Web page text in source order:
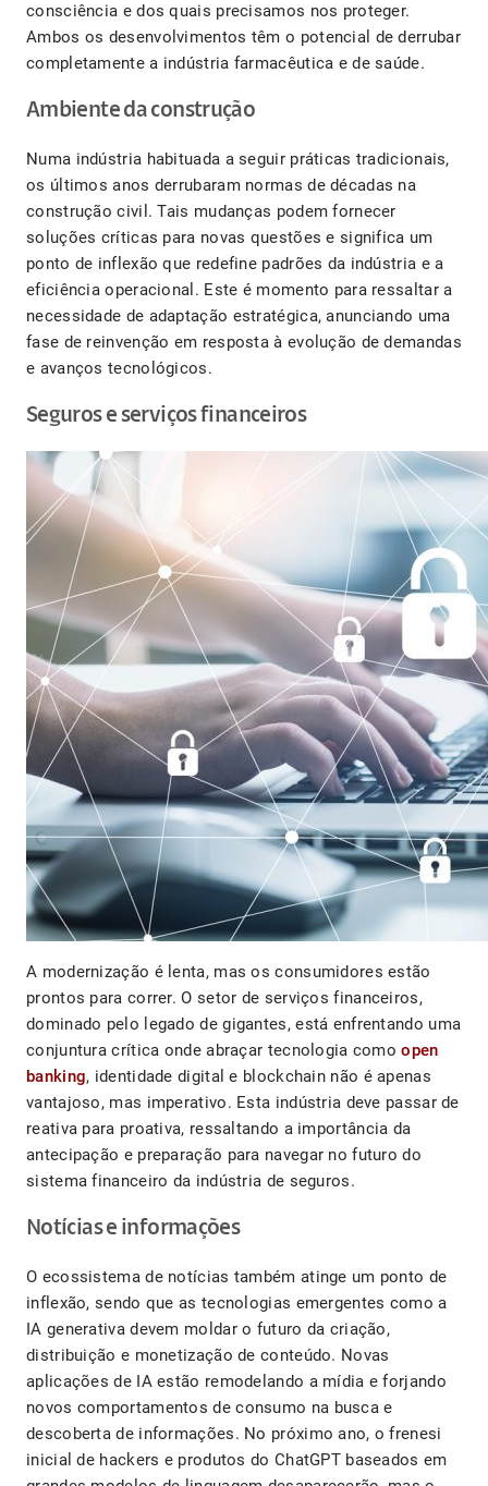
consciência e dos quais precisamos nos proteger.
Ambos os desenvolvimentos têm o potencial de derrubar
completamente a indústria farmacêutica e de saúde.
Ambiente da construção
Numa indústria habituada a seguir práticas tradicionais,
os últimos anos derrubaram normas de décadas na
construção civil. Tais mudanças podem fornecer
soluções críticas para novas questões e significa um
ponto de inflexão que redefine padrões da indústria e a
eficiência operacional. Este é momento para ressaltar a
necessidade de adaptação estratégica, anunciando uma
fase de reinvenção em resposta à evolução de demandas
e avanços tecnológicos.
Seguros e serviços financeiros
A modernização é lenta, mas os consumidores estão
prontos para correr. O setor de serviços financeiros,
dominado pelo legado de gigantes, está enfrentando uma
conjuntura crítica onde abraçar tecnologia comoopen
banking, identidade digital e blockchain não é apenas
vantajoso, mas imperativo. Esta indústria deve passar de
reativa para proativa, ressaltando a importância da
antecipação e preparação para navegar no futuro do
sistema financeiro da indústria de seguros.
Notícias e informações
O ecossistema de notícias também atinge um ponto de
inflexão, sendo que as tecnologias emergentes como a
IA generativa devem moldar o futuro da criação,
distribuição e monetização de conteúdo. Novas
aplicações de IA estão remodelando a mídia e forjando
novos comportamentos de consumo na busca e
descoberta de informações. No próximo ano, o frenesi
inicial de hackers e produtos do ChatGPT baseados em